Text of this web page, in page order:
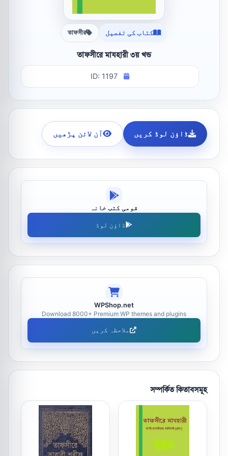
کتاب کی تفصیل তাফসীর
তাফসীরে মাযহারী ৩য় খন্ড
ID: 1197
ڈاؤن لوڈ کریں آن لائن پڑھیں
قومی کتب خانہ
ڈاؤن لوڈ
WPShop.net
Download 8000+ Premium WP themes and plugins
ملاحظہ کریں
সম্পর্কিত কিতাবসমূহ